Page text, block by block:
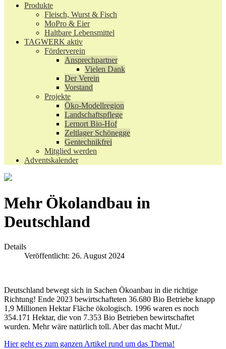
Produkte
Fleisch, Wurst & Fisch
MoPro & Eier
Haltbare Lebensmittel
TAGWERK aktiv
Förderverein
Ansprechpartner
Vielen Dank
Der Verein
Vorstand
Projekte
Öko-Modellregion
Landschaftspflege
Lernort Bio-Hof
Zeltlager Schönegge
Gentechnikfrei
Mitglied werden
Adventskalender
Mehr Ökolandbau in
Deutschland
Details
Veröffentlicht: 26. August 2024
Deutschland bewegt sich in Sachen Ökoanbau in die richtige
Richtung! Ende 2023 bewirtschafteten 36.680 Bio Betriebe knapp
1,9 Millionen Hektar Fläche ökologisch. 1996 waren es noch
354.171 Hektar, die von 7.353 Bio Betrieben bewirtschaftet
wurden. Mehr wäre natürlich toll. Aber das macht Mut./
Hier geht es zum ganzen Artikel rund um das Thema!